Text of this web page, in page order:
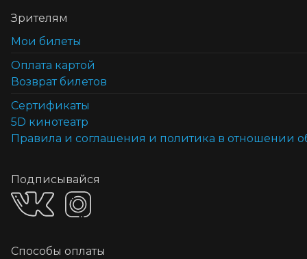
Зрителям
Мои билеты
Оплата картой
Возврат билетов
Cертификаты
5D кинотеатр
Правила и соглашения и политика в отношении
Подписывайся
Способы оплаты